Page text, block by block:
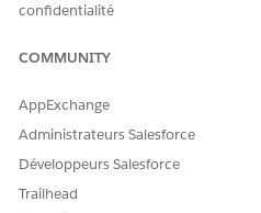
CET ARTICLE A-T-IL
confidentialité
COMMUNITY
AppExchange
Administrateurs Salesforce
Développeurs Salesforce
Trailhead